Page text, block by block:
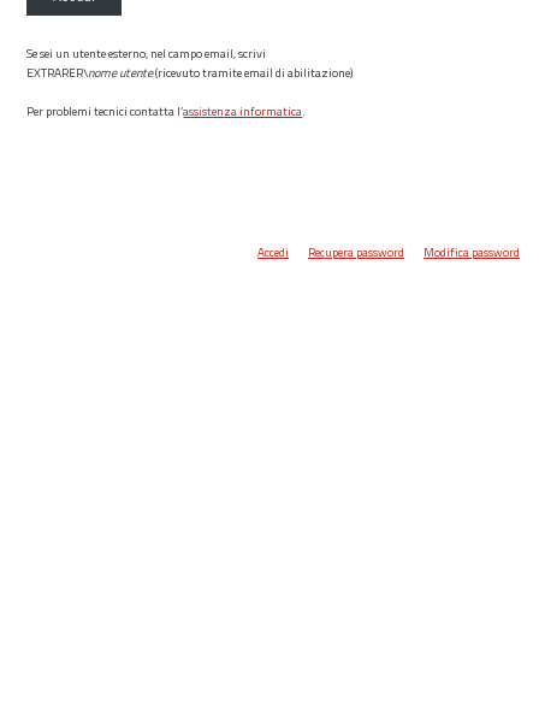
Se sei un utente esterno, nel campo email, scrivi
EXTRARER\nome utente(ricevuto tramite email di abilitazione)
Per problemi tecnici contatta l’assistenza informatica.
Accedi Recupera password Modifica password